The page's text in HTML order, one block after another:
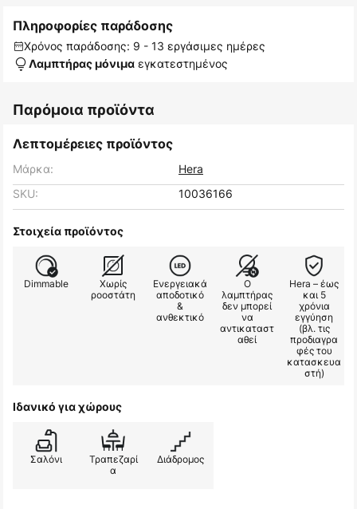
Πληροφορίες παράδοσης
Χρόνος παράδοσης: 9 - 13 εργάσιμες ημέρες
Λαμπτήρας μόνιμα εγκατεστημένος
Παρόμοια προϊόντα
Λεπτομέρειες προϊόντος
Μάρκα:
Hera
SKU:
10036166
Στοιχεία προϊόντος
Dimmable
Χωρίς
ροοστάτη
Ενεργειακά
αποδοτικό
&
ανθεκτικό
Ο
λαμπτήρας
δεν μπορεί
να
αντικαταστ
αθεί
Hera – έως
και 5
χρόνια
εγγύηση
(βλ. τις
προδιαγρα
φές του
κατασκευα
στή)
Ιδανικό για χώρους
Σαλόνι
Τραπεζαρί
α
Διάδρομος